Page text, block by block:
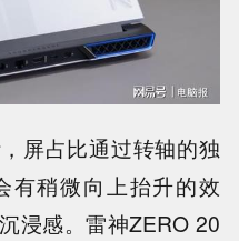
屏占比通过转轴的独
有稍微向上抬升的效
浸感。雷神ZERO 20